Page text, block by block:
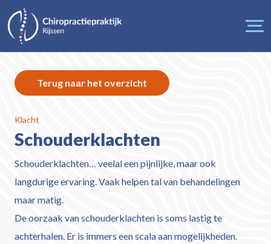
Terug naar het overzicht
Klacht
Schouderklachten
Schouderklachten… veelal een pijnlijke, maar ook
langdurige ervaring. Vaak helpen tal van behandelingen
maar matig.
De oorzaak van schouderklachten is soms lastig te
achterhalen. Er is immers een scala aan mogelijkheden.